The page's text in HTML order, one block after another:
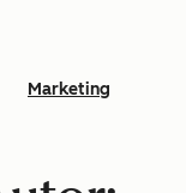
Marketing